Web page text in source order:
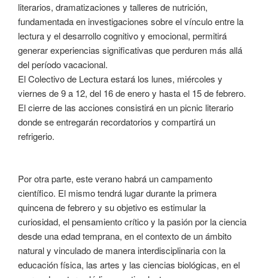
literarios, dramatizaciones y talleres de nutrición,
fundamentada en investigaciones sobre el vínculo entre la
lectura y el desarrollo cognitivo y emocional, permitirá
generar experiencias significativas que perduren más allá
del período vacacional.
El Colectivo de Lectura estará los lunes, miércoles y
viernes de 9 a 12, del 16 de enero y hasta el 15 de febrero.
El cierre de las acciones consistirá en un picnic literario
donde se entregarán recordatorios y compartirá un
refrigerio.
Por otra parte, este verano habrá un campamento
científico. El mismo tendrá lugar durante la primera
quincena de febrero y su objetivo es estimular la
curiosidad, el pensamiento crítico y la pasión por la ciencia
desde una edad temprana, en el contexto de un ámbito
natural y vinculado de manera interdisciplinaria con la
educación física, las artes y las ciencias biológicas, en el